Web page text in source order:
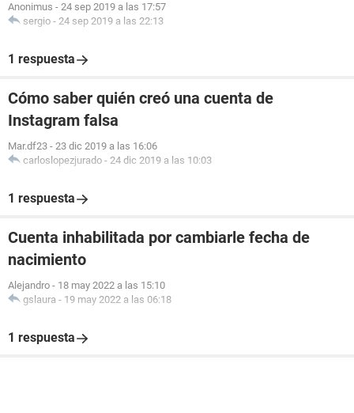
Anonimus - 24 sep 2019 a las 17:57
sergio - 24 sep 2019 a las 22:13
1 respuesta
Cómo saber quién creó una cuenta de
Instagram falsa
Mar.df23 - 23 dic 2019 a las 16:06
carloslopezjurado - 24 dic 2019 a las 10:03
1 respuesta
Cuenta inhabilitada por cambiarle fecha de
nacimiento
Alejandro - 18 may 2022 a las 15:10
gslaura - 19 may 2022 a las 06:18
1 respuesta